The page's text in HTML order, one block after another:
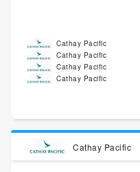
Cathay Pacific
Cathay Pacific
Cathay Pacific
Cathay Pacific
Cathay Pacific